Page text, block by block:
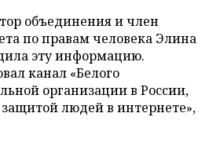
объединения и член
по правам человека Элина
эту информацию.
канал «Белого
организации в России,
людей в интернете»,